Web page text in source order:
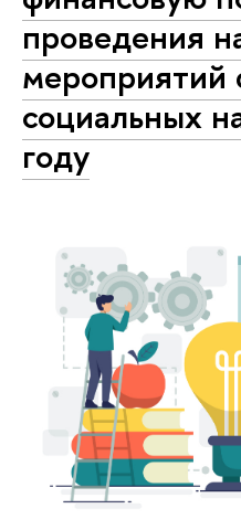
проведения
мероприятий
социальных
году